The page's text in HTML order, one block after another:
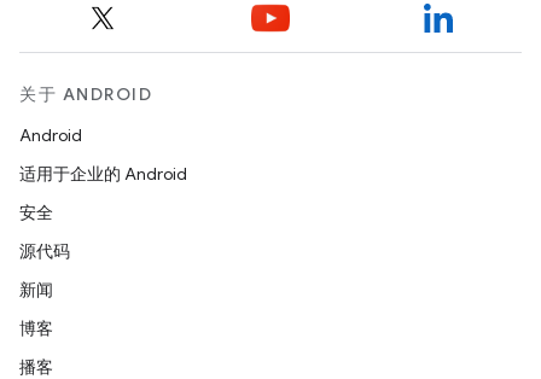
关于 ANDROID
Android
适用于企业的 Android
安全
源代码
新闻
博客
播客